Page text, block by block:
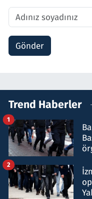
Gönder
Trend Haberler
1
2